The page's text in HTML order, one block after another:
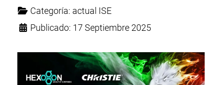
Categoría: actual ISE
Publicado: 17 Septiembre 2025